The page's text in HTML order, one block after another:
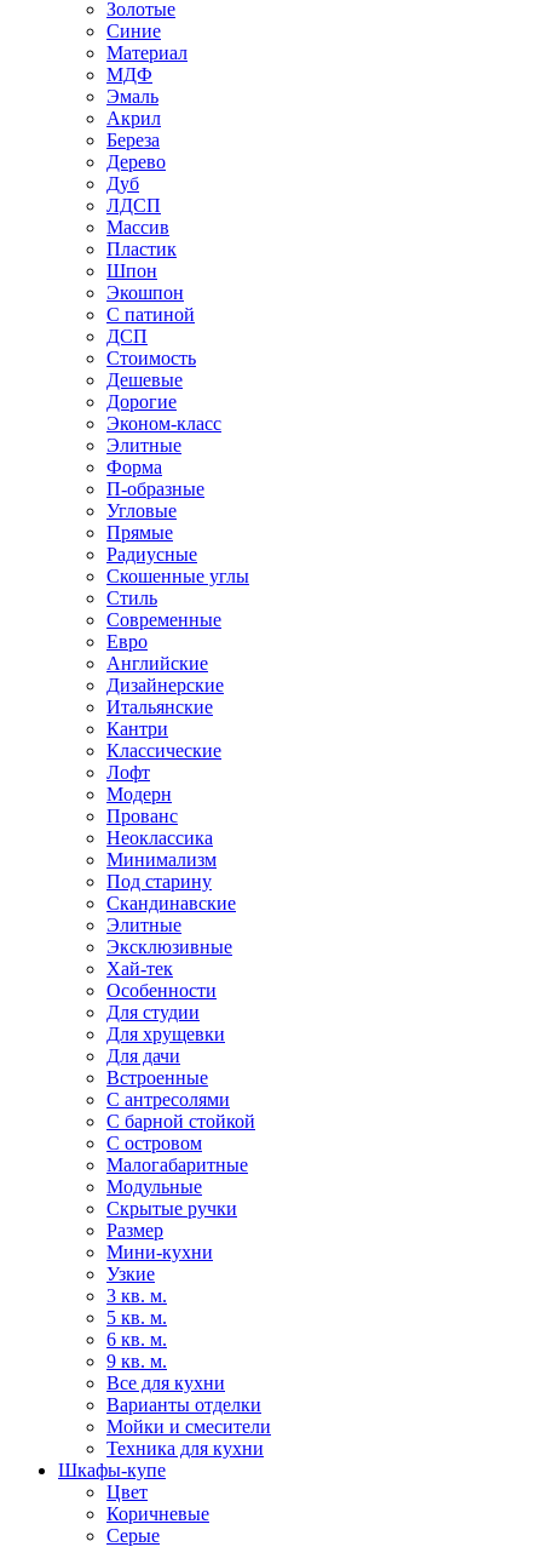
Золотые
Синие
Материал
МДФ
Эмаль
Акрил
Береза
Дерево
Дуб
ЛДСП
Массив
Пластик
Шпон
Экошпон
С патиной
ДСП
Стоимость
Дешевые
Дорогие
Эконом-класс
Элитные
Форма
П-образные
Угловые
Прямые
Радиусные
Скошенные углы
Стиль
Современные
Евро
Английские
Дизайнерские
Итальянские
Кантри
Классические
Лофт
Модерн
Прованс
Неоклассика
Минимализм
Под старину
Скандинавские
Элитные
Эксклюзивные
Хай-тек
Особенности
Для студии
Для хрущевки
Для дачи
Встроенные
С антресолями
С барной стойкой
С островом
Малогабаритные
Модульные
Скрытые ручки
Размер
Мини-кухни
Узкие
3 кв. м.
5 кв. м.
6 кв. м.
9 кв. м.
Все для кухни
Варианты отделки
Мойки и смесители
Техника для кухни
Шкафы-купе
Цвет
Коричневые
Серые